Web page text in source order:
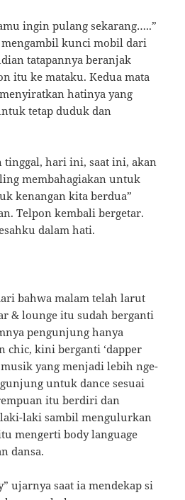
ingin pulang sekarang…..”
kunci mobil dari
tatapannya beranjak
itu ke mataku. Kedua mata
hatinya yang
tetap duduk dan
tinggal, hari ini, saat ini, akan
membahagiakan untuk
kenangan kita berdua”
Telpon kembali bergetar.
dalam hati.
bahwa malam telah larut
& lounge itu sudah berganti
pengunjung hanya
chic, kini berganti ‘dapper
yang menjadi lebih nge-
untuk dance sesuai
itu berdiri dan
laki sambil mengulurkan
mengerti body language
dansa.
ujarnya saat ia mendekap si